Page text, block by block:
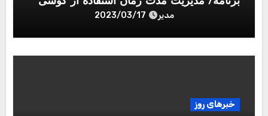
مدیر 2023/03/17
خبرهای روز